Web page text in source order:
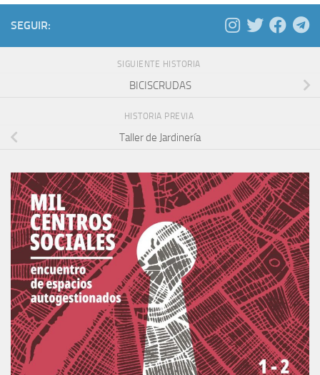
SEGUIR:
SIGUIENTE HISTORIA
BICISCRUDAS
HISTORIA PREVIA
Taller de Jardinería